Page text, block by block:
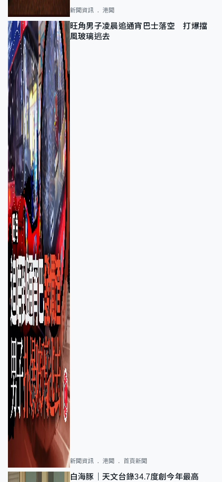
新聞資訊 港聞
旺角男子凌晨追通宵巴士落空 打爆擋
風玻璃逃去
新聞資訊 港聞 首頁新聞
白海豚｜天文台錄34.7度創今年最高